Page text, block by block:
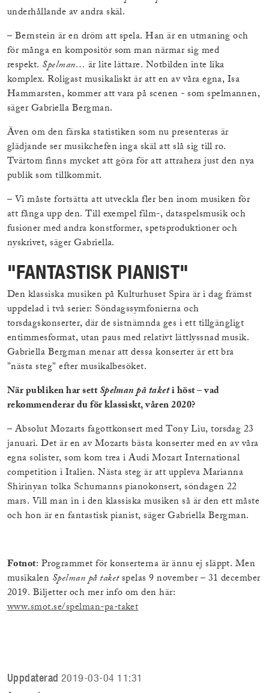
underhållande av andra skäl.
– Bernstein är en dröm att spela. Han är en utmaning och
för många en kompositör som man närmar sig med
respekt. Spelman… är lite lättare. Notbilden inte lika
komplex. Roligast musikaliskt är att en av våra egna, Isa
Hammarsten, kommer att vara på scenen - som spelmannen,
säger Gabriella Bergman.
Även om den färska statistiken som nu presenteras är
glädjande ser musikchefen inga skäl att slå sig till ro.
Tvärtom finns mycket att göra för att attrahera just den nya
publik som tillkommit.
– Vi måste fortsätta att utveckla fler ben inom musiken för
att fånga upp den. Till exempel film-, dataspelsmusik och
fusioner med andra konstformer, spetsproduktioner och
nyskrivet, säger Gabriella.
"FANTASTISK PIANIST"
Den klassiska musiken på Kulturhuset Spira är i dag främst
uppdelad i två serier: Söndagssymfonierna och
torsdagskonserter, där de sistnämnda ges i ett tillgängligt
entimmesformat, utan paus med relativt lättlyssnad musik.
Gabriella Bergman menar att dessa konserter är ett bra
”nästa steg” efter musikalbesöket.
När publiken har settSpelman på taketi höst – vad
rekommenderar du för klassiskt, våren 2020?
– Absolut Mozarts fagottkonsert med Tony Liu, torsdag 23
januari. Det är en av Mozarts bästa konserter med en av våra
egna solister, som kom trea i Audi Mozart International
competition i Italien. Nästa steg är att uppleva Marianna
Shirinyan tolka Schumanns pianokonsert, söndagen 22
mars. Vill man in i den klassiska musiken så är den ett måste
och hon är en fantastisk pianist, säger Gabriella Bergman.
Fotnot: Programmet för konserterna är ännu ej släppt. Men
musikalen Spelman på taketspelas 9 november – 31 december
2019. Biljetter och mer info om den här:
www.smot.se/spelman-pa-taket
Uppdaterad 2019-03-04 11:31